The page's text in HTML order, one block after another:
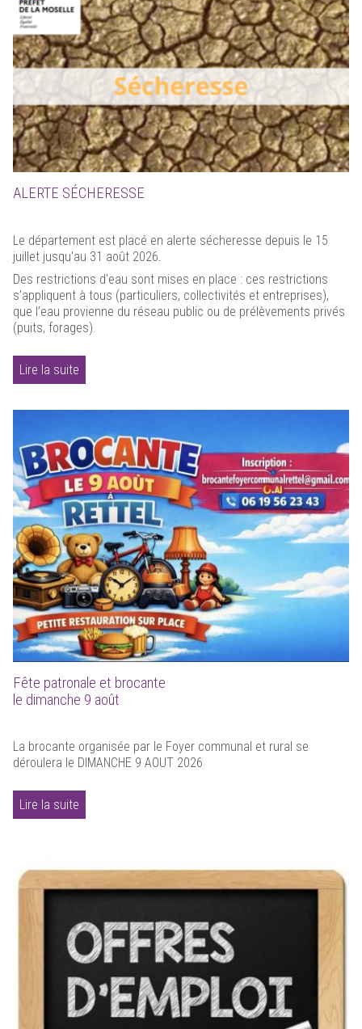
ALERTE SÉCHERESSE
Le département est placé en alerte sécheresse depuis le 15
juillet jusqu'au 31 août 2026.
Des restrictions d'eau sont mises en place : ces restrictions
s’appliquent à tous (particuliers, collectivités et entreprises),
que l’eau provienne du réseau public ou de prélèvements privés
(puits, forages).
Lire la suite
Fête patronale et brocante
le dimanche 9 août
La brocante organisée par le Foyer communal et rural se
déroulera le DIMANCHE 9 AOUT 2026
Lire la suite